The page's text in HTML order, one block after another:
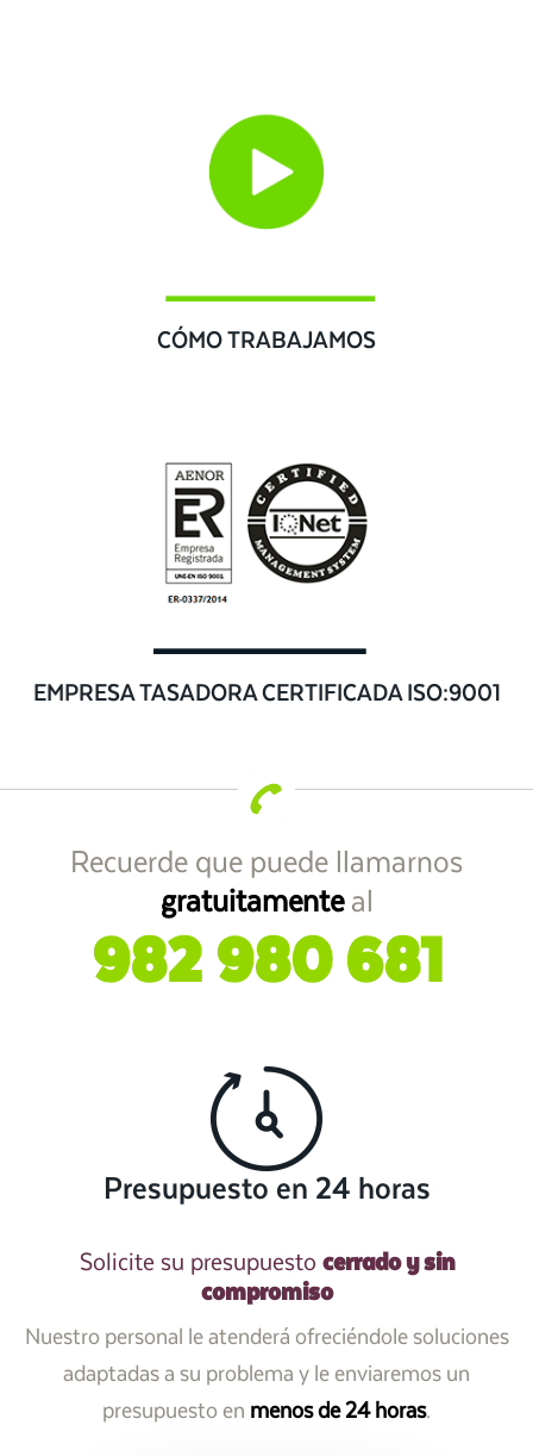
CÓMO TRABAJAMOS
EMPRESA TASADORA CERTIFICADA ISO:9001
Recuerde que puede llamarnos
gratuitamenteal
982 980 681
Presupuesto en 24 horas
Solicite su presupuesto cerrado y sin
compromiso
Nuestro personal le atenderá ofreciéndole soluciones
adaptadas a su problema y le enviaremos un
presupuesto en menos de 24 horas.